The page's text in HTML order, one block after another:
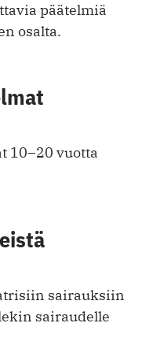
päätelmiä
osalta.
10–20 vuotta
sairauksiin
sairaudelle